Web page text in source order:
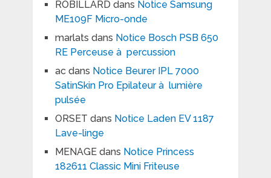
ROBILLARD dans Notice Samsung
ME109F Micro-onde
marlats dans Notice Bosch PSB 650
RE Perceuse à percussion
acdans Notice Beurer IPL 7000
SatinSkin Pro Epilateur à lumière
pulsée
ORSET dans Notice Laden EV 1187
Lave-linge
MENAGEdans Notice Princess
182611 Classic Mini Friteuse